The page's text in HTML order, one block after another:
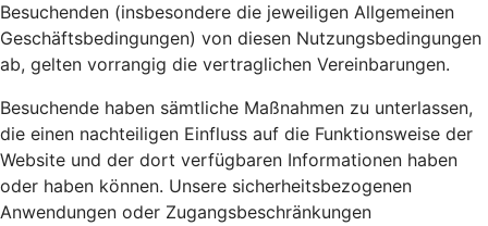
Besuchenden (insbesondere die jeweiligen Allgemeinen
Geschäftsbedingungen) von diesen Nutzungsbedingungen
ab, gelten vorrangig die vertraglichen Vereinbarungen.
Besuchende haben sämtliche Maßnahmen zu unterlassen,
die einen nachteiligen Einfluss auf die Funktionsweise der
Website und der dort verfügbaren Informationen haben
oder haben können. Unsere sicherheitsbezogenen
Anwendungen oder Zugangsbeschränkungen